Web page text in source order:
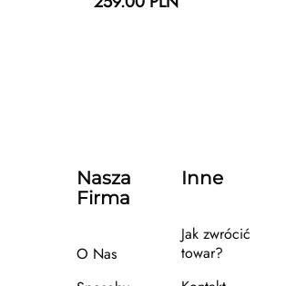
Nasza
Firma
O Nas
Inne
Jak zwrócić
towar?